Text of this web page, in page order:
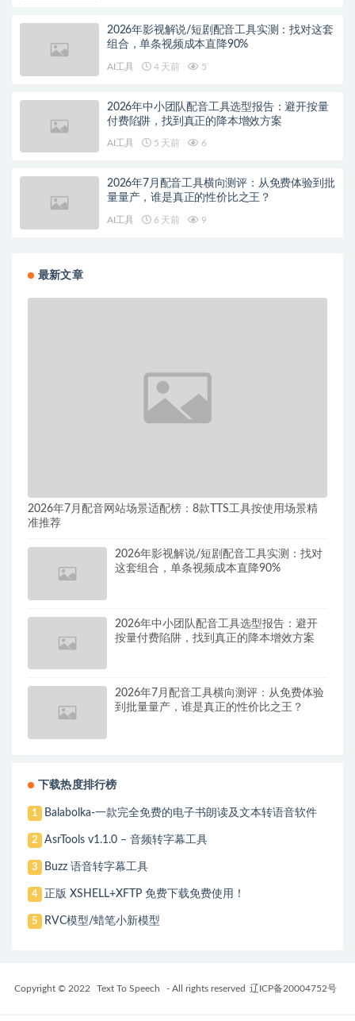
2026年影视解说/短剧配音工具实测：找对这套
组合，单条视频成本直降90%
AI工具 4 天前 5
2026年中小团队配音工具选型报告：避开按量
付费陷阱，找到真正的降本增效方案
AI工具 5 天前 6
2026年7月配音工具横向测评：从免费体验到批
量量产，谁是真正的性价比之王？
AI工具 6 天前 9
最新文章
2026年7月配音网站场景适配榜：8款TTS工具按使用场景精
准推荐
2026年影视解说/短剧配音工具实测：找对
这套组合，单条视频成本直降90%
2026年中小团队配音工具选型报告：避开
按量付费陷阱，找到真正的降本增效方案
2026年7月配音工具横向测评：从免费体验
到批量量产，谁是真正的性价比之王？
下载热度排行榜
1 Balabolka-一款完全免费的电子书朗读及文本转语音软件
2 AsrTools v1.1.0 – 音频转字幕工具
3 Buzz 语音转字幕工具
4 正版 XSHELL+XFTP 免费下载免费使用！
5 RVC模型/蜡笔小新模型
Copyright © 2022 Text To Speech - All rights reserved 辽ICP备20004752号